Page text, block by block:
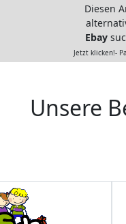
Diesen
Ebay
Jetzt klicken!-
Unsere